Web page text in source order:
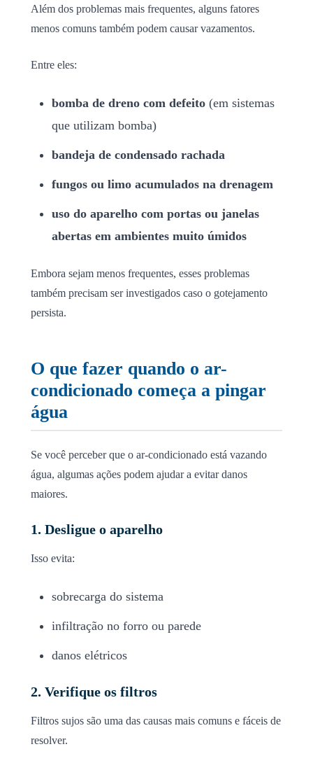
Além dos problemas mais frequentes, alguns fatores
menos comuns também podem causar vazamentos.
Entre eles:
bomba de dreno com defeito (em sistemas
que utilizam bomba)
bandeja de condensado rachada
fungos ou limo acumulados na drenagem
uso do aparelho com portas ou janelas
abertas em ambientes muito úmidos
Embora sejam menos frequentes, esses problemas
também precisam ser investigados caso o gotejamento
persista.
O que fazer quando o ar-
condicionado começa a pingar
água
Se você perceber que o ar-condicionado está vazando
água, algumas ações podem ajudar a evitar danos
maiores.
1. Desligue o aparelho
Isso evita:
sobrecarga do sistema
infiltração no forro ou parede
danos elétricos
2. Verifique os filtros
Filtros sujos são uma das causas mais comuns e fáceis de
resolver.